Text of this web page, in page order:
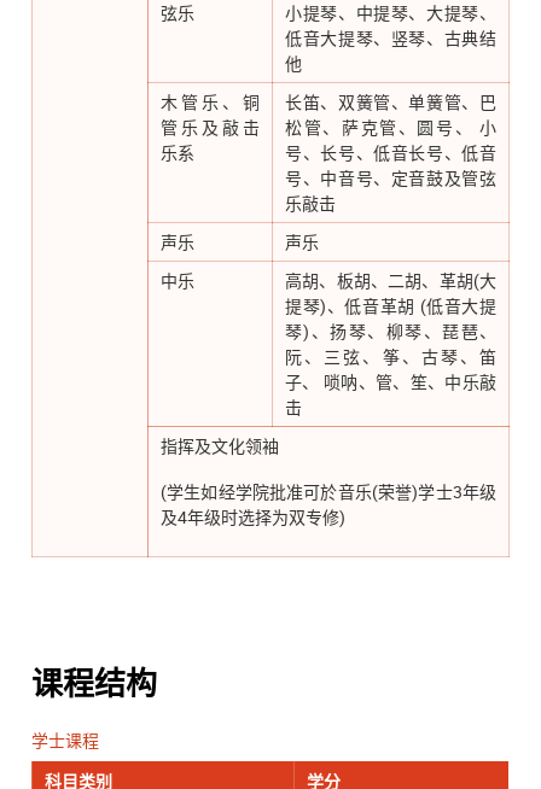
弦乐
小提琴、中提琴、大提琴、
低音大提琴、竖琴、古典结
他
木管乐、铜
管乐及敲击
乐系
长笛、双簧管、单簧管、巴
松管、萨克管、圆号、 小
号、长号、低音长号、低音
号、中音号、定音鼓及管弦
乐敲击
声乐
声乐
中乐​
高胡、板胡、二胡、革胡(大
提琴)、低音革胡 (低音大提
琴)、扬琴、柳琴、琵琶、
阮、三弦、筝、古琴、笛
子、 唢呐、管、笙、中乐敲
击
指挥及文化领袖
(学生如经学院批准可於音乐(荣誉)学士3年级
及4年级时选择为双专修)
课程结构
学士课程
科目类别 学分